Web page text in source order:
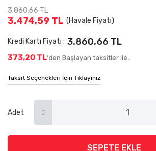
3.860,66 TL
3.474,59 TL (Havale Fiyatı)
Kredi Kartı Fiyatı : 3.860,66 TL
373,20 TL'den Başlayan taksitler ile..
Taksit Seçenekleri İçin Tıklayınız
Adet
SEPETE EKLE